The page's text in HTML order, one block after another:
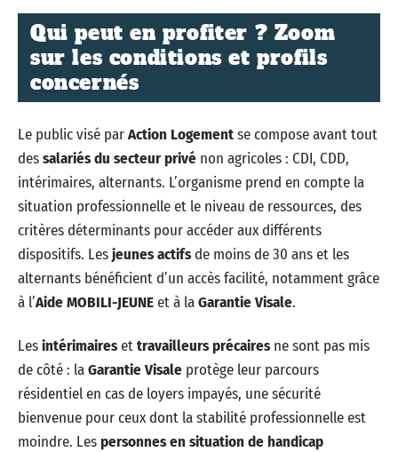
Qui peut en profiter ? Zoom
sur les conditions et profils
concernés
Le public visé parAction Logementse compose avant tout
dessalariés du secteur privé non agricoles : CDI, CDD,
intérimaires, alternants. L’organisme prend en compte la
situation professionnelle et le niveau de ressources, des
critères déterminants pour accéder aux différents
dispositifs. Lesjeunes actifsde moins de 30 ans et les
alternants bénéficient d’un accès facilité, notamment grâce
à l’Aide MOBILI-JEUNEet à laGarantie Visale.
Lesintérimairesettravailleurs précairesne sont pas mis
de côté : laGarantie Visale protège leur parcours
résidentiel en cas de loyers impayés, une sécurité
bienvenue pour ceux dont la stabilité professionnelle est
moindre. Lespersonnes en situation de handicap